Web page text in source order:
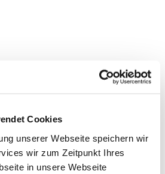
Cookies
unserer Webseite speichern wir
wir zum Zeitpunkt Ihres
in unsere Webseite